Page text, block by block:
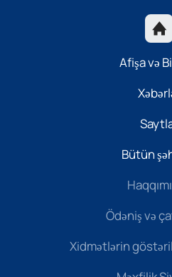
Afişa və
Bütün
Ödəniş və
Xidmətlərin